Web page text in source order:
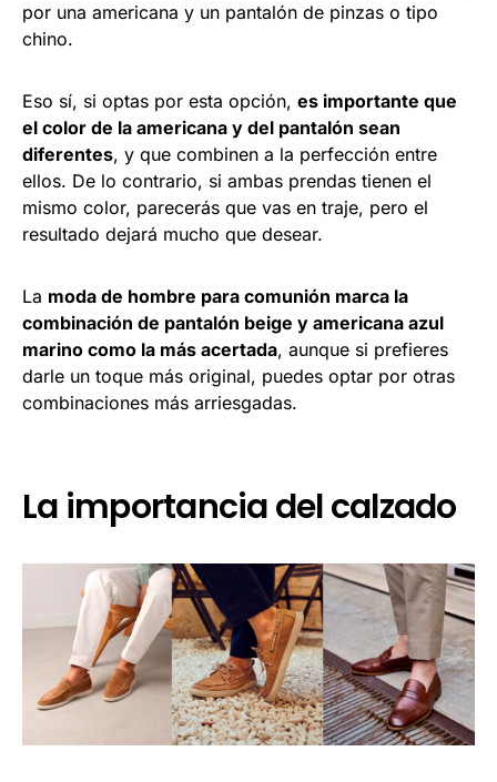
por una americana y un pantalón de pinzas o tipo
chino.
Eso sí, si optas por esta opción, es importante que
el color de la americana y del pantalón sean
diferentes, y que combinen a la perfección entre
ellos. De lo contrario, si ambas prendas tienen el
mismo color, parecerás que vas en traje, pero el
resultado dejará mucho que desear.
La moda de hombre para comunión marca la
combinación de pantalón beige y americana azul
marino como la más acertada, aunque si prefieres
darle un toque más original, puedes optar por otras
combinaciones más arriesgadas.
La importancia del calzado